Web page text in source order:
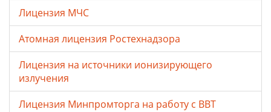
Лицензия МЧС
Атомная лицензия Ростехнадзора
Лицензия на источники ионизирующего
излучения
Лицензия Минпромторга на работу с ВВТ